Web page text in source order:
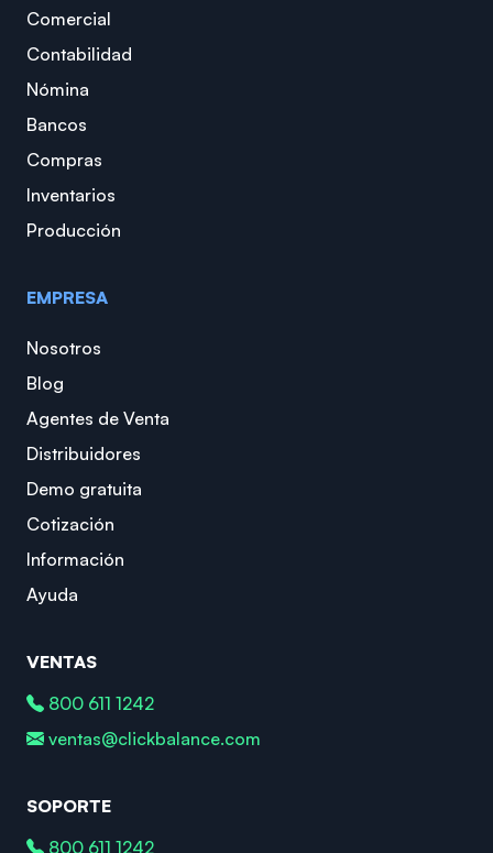
Comercial
Contabilidad
Nómina
Bancos
Compras
Inventarios
Producción
EMPRESA
Nosotros
Blog
Agentes de Venta
Distribuidores
Demo gratuita
Cotización
Información
Ayuda
VENTAS
800 611 1242
ventas@clickbalance.com
SOPORTE
800 611 1242